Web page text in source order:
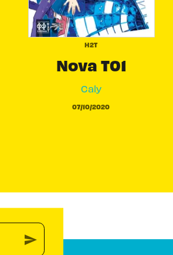
H2T
Nova T01
Caly
07/10/2020
send